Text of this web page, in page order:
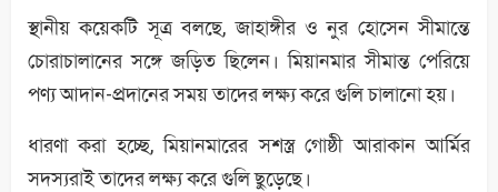
স্থানীয় কয়েকটি সূত্র বলছে, জাহাঙ্গীর ও নুর হোসেন সীমান্তে
চোরাচালানের সঙ্গে জড়িত ছিলেন। মিয়ানমার সীমান্ত পেরিয়ে
পণ্য আদান-প্রদানের সময় তাদের লক্ষ্য করে গুলি চালানো হয়।
ধারণা করা হচ্ছে, মিয়ানমারের সশস্ত্র গোষ্ঠী আরাকান আর্মির
সদস্যরাই তাদের লক্ষ্য করে গুলি ছুড়েছে।